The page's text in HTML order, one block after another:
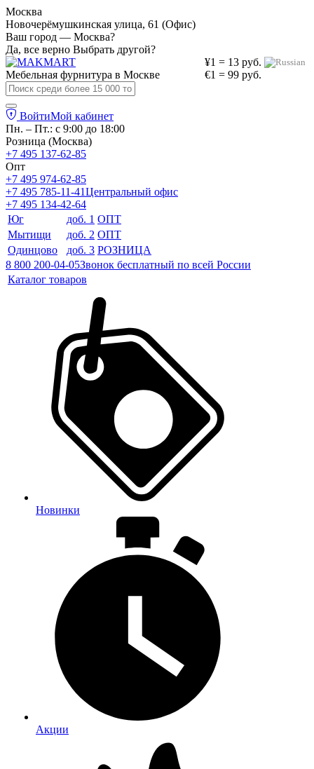
Москва
Новочерёмушкинская улица, 61 (Офис)
Ваш город — Москва?
Да, все верно Выбрать другой?
¥1 = 13 руб.
€1 = 99 руб.
Мебельная фурнитура в Москве
ВойтиМой кабинет
Пн. – Пт.: с 9:00 до 18:00
Розница (Москва)
+7 495 137-62-85
Опт
+7 495 974-62-85
+7 495 785-11-41Центральный офис
+7 495 134-42-64
Юг
доб. 1 ОПТ
Мытищи
доб. 2 ОПТ
Одинцово
доб. 3 РОЗНИЦА
8 800 200-04-05Звонок бесплатный по всей России
Каталог товаров
Новинки
Акции